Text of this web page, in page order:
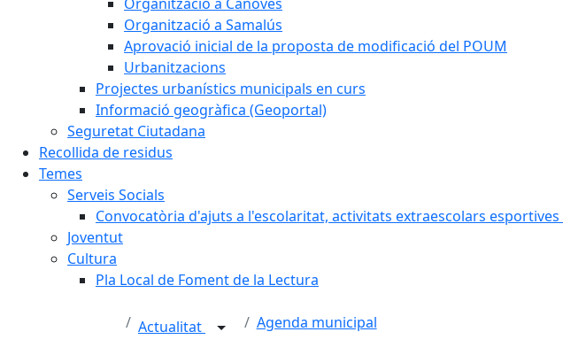
Organització a Samalús
Aprovació inicial de la proposta de modificació del POUM
Urbanitzacions
Projectes urbanístics municipals en curs
Informació geogràfica (Geoportal)
Seguretat Ciutadana
Recollida de residus
Temes
Serveis Socials
Convocatòria d'ajuts a l'escolaritat, activitats extraescolars esportives
Joventut
Cultura
Pla Local de Foment de la Lectura
Actualitat Agenda municipal